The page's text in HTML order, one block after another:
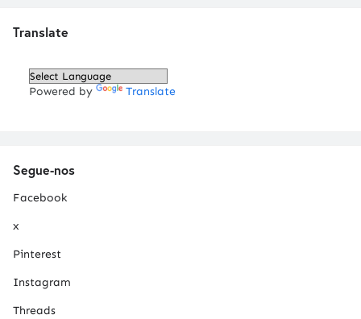
Translate
Powered by Translate
Segue-nos
Facebook
x
Pinterest
Instagram
Threads